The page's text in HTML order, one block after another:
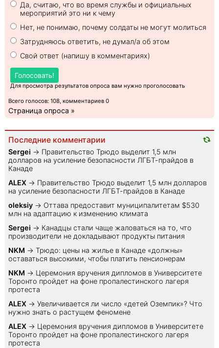
Да, считаю, что во время службы и официальных
мероприятий это ни к чему
Нет, не понимаю, почему солдаты не могут молиться
Затрудняюсь ответить, не думал/а об этом
Свой ответ (напишу в комментариях)
Голосовать!
Для просмотра результатов опроса вам нужно проголосовать
Всего голосов: 108, комментариев 0
Страница опроса »
Последние комментарии
Sеrgei → Правительство Трюдо выделит 1,5 млн
долларов на усиление безопасности ЛГБТ-прайдов в
Канаде
ALEX → Правительство Трюдо выделит 1,5 млн долларов
на усиление безопасности ЛГБТ-прайдов в Канаде
oleksiy → Оттава предоставит муниципалитетам $530
млн на адаптацию к изменению климата
Sеrgei → Канадцы стали чаще жаловаться на то, что
производители не докладывают продукты питания
NKM → Трюдо: цены на жилье в Канаде «должны»
оставаться высокими, чтобы платить пенсионерам
NKM → Церемония вручения дипломов в Университете
Торонто пройдет на фоне пропалестинского лагеря
протеста
ALEX → Увеличивается ли число «детей Оземпик»? Что
нужно знать о растущем феномене
ALEX → Церемония вручения дипломов в Университете
Торонто пройдет на фоне пропалестинского лагеря
протеста